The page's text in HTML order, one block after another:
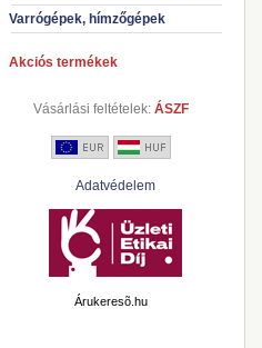
Varrógépek, hímzőgépek
Akciós termékek
Vásárlási feltételek: ÁSZF
Adatvédelem
Árukeresõ.hu